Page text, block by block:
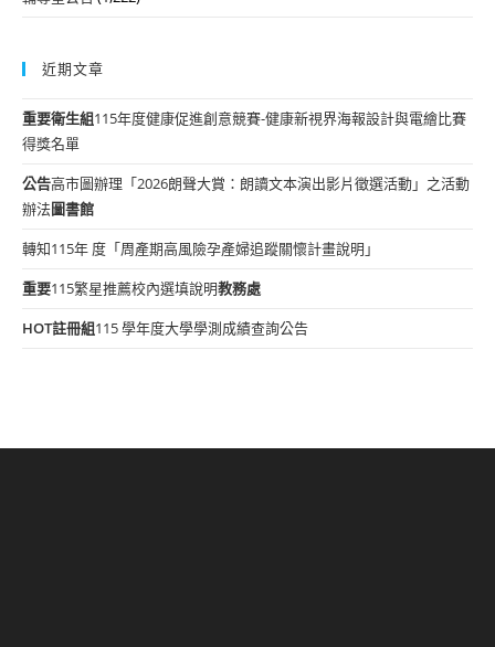
近期文章
重要衛生組115年度健康促進創意競賽-健康新視界海報設計與電繪比賽
得獎名單
公告高市圖辦理「2026朗聲大賞：朗讀文本演出影片徵選活動」之活動
辦法圖書館
轉知115年 度「周產期高風險孕產婦追蹤關懷計畫說明」
重要115繁星推薦校內選填說明教務處
HOT註冊組115 學年度大學學測成績查詢公告